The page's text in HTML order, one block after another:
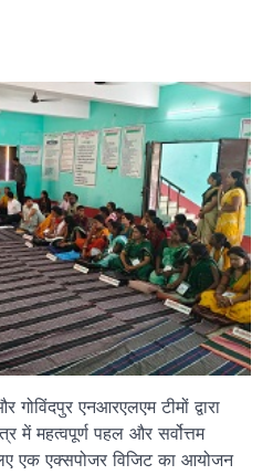
एनआरएलएम टीमों द्वारा
में महत्वपूर्ण पहल और सर्वोत्तम
एक एक्सपोजर विजिट का आयोजन